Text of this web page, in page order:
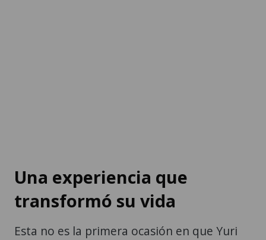
Una experiencia que
transformó su vida
Esta no es la primera ocasión en que Yuri